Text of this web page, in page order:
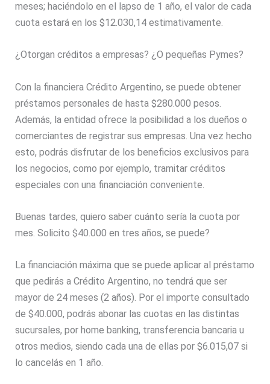
meses; haciéndolo en el lapso de 1 año, el valor de cada
cuota estará en los $12.030,14 estimativamente.
¿Otorgan créditos a empresas? ¿O pequeñas Pymes?
Con la financiera Crédito Argentino, se puede obtener
préstamos personales de hasta $280.000 pesos.
Además, la entidad ofrece la posibilidad a los dueños o
comerciantes de registrar sus empresas. Una vez hecho
esto, podrás disfrutar de los beneficios exclusivos para
los negocios, como por ejemplo, tramitar créditos
especiales con una financiación conveniente.
Buenas tardes, quiero saber cuánto sería la cuota por
mes. Solicito $40.000 en tres años, se puede?
La financiación máxima que se puede aplicar al préstamo
que pedirás a Crédito Argentino, no tendrá que ser
mayor de 24 meses (2 años). Por el importe consultado
de $40.000, podrás abonar las cuotas en las distintas
sucursales, por home banking, transferencia bancaria u
otros medios, siendo cada una de ellas por $6.015,07 si
lo cancelás en 1 año.